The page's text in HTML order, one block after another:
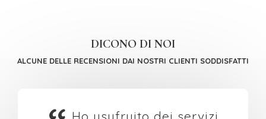
DICONO DI NOI
ALCUNE DELLE RECENSIONI DAI NOSTRI CLIENTI SODDISFATTI